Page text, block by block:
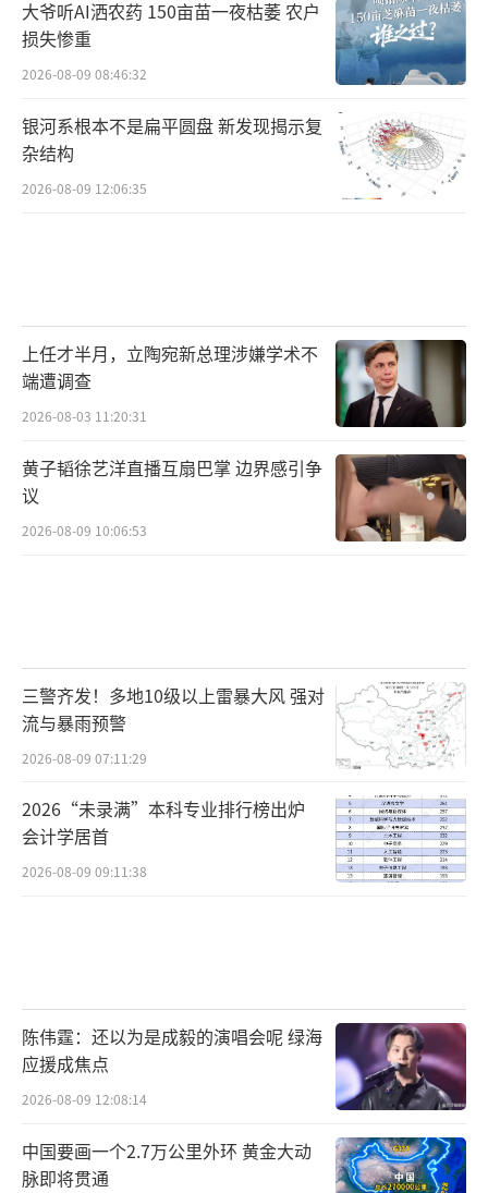
大爷听AI洒农药 150亩苗一夜枯萎 农户
损失惨重
2026-08-09 08:46:32
银河系根本不是扁平圆盘 新发现揭示复
杂结构
2026-08-09 12:06:35
上任才半月，立陶宛新总理涉嫌学术不
端遭调查
2026-08-03 11:20:31
黄子韬徐艺洋直播互扇巴掌 边界感引争
议
2026-08-09 10:06:53
三警齐发！多地10级以上雷暴大风 强对
流与暴雨预警
2026-08-09 07:11:29
2026“未录满”本科专业排行榜出炉
会计学居首
2026-08-09 09:11:38
陈伟霆：还以为是成毅的演唱会呢 绿海
应援成焦点
2026-08-09 12:08:14
中国要画一个2.7万公里外环 黄金大动
脉即将贯通